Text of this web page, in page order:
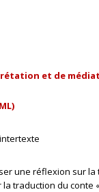
et de
intertexte
une réflexion sur la
traduction du conte